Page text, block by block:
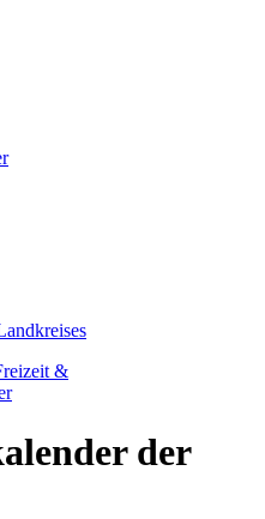
&
der